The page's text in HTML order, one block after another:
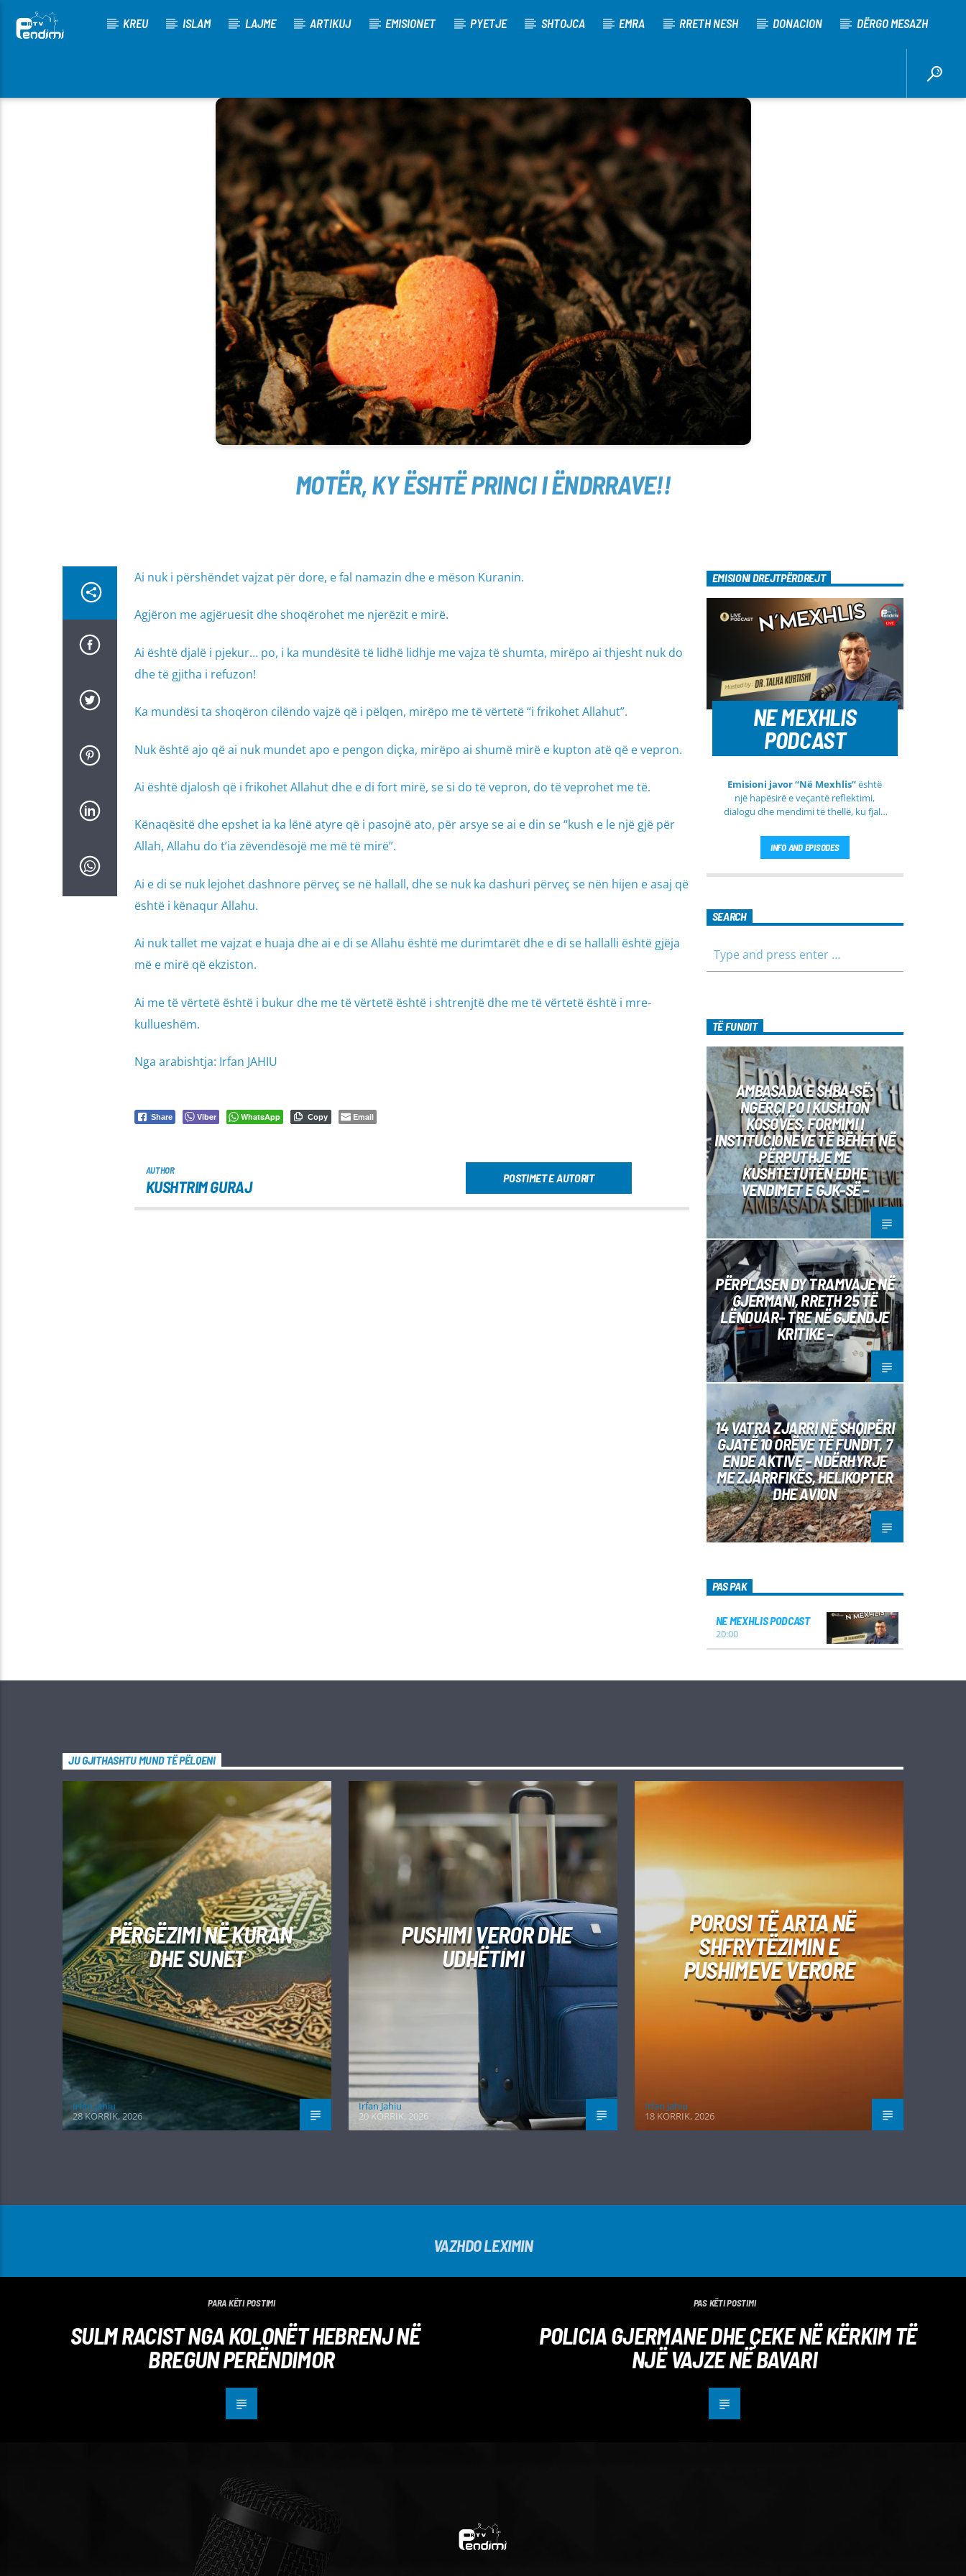
KREU ISLAM LAJME ARTIKUJ EMISIONET PYETJE SHTOJCA EMRA RRETH NESH DONACION DËRGO MESAZH
[There are no radio stations in the database]
MOTËR, KY ËSHTË PRINCI I ËNDRRAVE!!
Ai nuk i përshëndet vajzat për dore, e fal namazin dhe e mëson Kuranin.
Agjëron me agjëruesit dhe shoqërohet me njerëzit e mirë.
Ai është djalë i pjekur… po, i ka mundësitë të lidhë lidhje me vajza të shumta, mirëpo ai thjesht nuk do
dhe të gjitha i refuzon!
Ka mundësi ta shoqëron cilëndo vajzë që i pëlqen, mirëpo me të vërtetë “i frikohet Allahut”.
Nuk është ajo që ai nuk mundet apo e pengon diçka, mirëpo ai shumë mirë e kupton atë që e vepron.
Ai është djalosh që i frikohet Allahut dhe e di fort mirë, se si do të vepron, do të veprohet me të.
Kënaqësitë dhe epshet ia ka lënë atyre që i pasojnë ato, për arsye se ai e din se “kush e le një gjë për
Allah, Allahu do t’ia zëvendësojë me më të mirë”.
Ai e di se nuk lejohet dashnore përveç se në hallall, dhe se nuk ka dashuri përveç se nën hijen e asaj që
është i kënaqur Allahu.
Ai nuk tallet me vajzat e huaja dhe ai e di se Allahu është me durimtarët dhe e di se hallalli është gjëja
më e mirë që ekziston.
Ai me të vërtetë është i bukur dhe me të vërtetë është i shtrenjtë dhe me të vërtetë është i mre­
kullueshëm.
Nga arabishtja: Irfan JAHIU
Share Viber WhatsApp Copy Email
AUTHOR
KUSHTRIM GURAJ POSTIMET E AUTORIT
EMISIONI DREJTPËRDREJT
NE MEXHLIS
PODCAST
Emisioni javor “Në Mexhlis”është
një hapësirë e veçantë reflektimi,
dialogu dhe mendimi të thellë, ku fjala
kuptim të veçantë. Ky emision
transmetohetdrejtpërdrejt çdo të
formë komunikimi të hapur, të qetë
INFO AND EPISODES
SEARCH
TË FUNDIT
AMBASADA E SHBA-SË:
NGËRÇI PO I KUSHTON
KOSOVËS, FORMIMI I
INSTITUCIONEVE TË BËHET NË
PËRPUTHJE ME
KUSHTETUTËN EDHE
VENDIMET E GJK-SË –
PËRPLASEN DY TRAMVAJE NË
GJERMANI, RRETH 25 TË
LËNDUAR– TRE NË GJENDJE
KRITIKE –
14 VATRA ZJARRI NË SHQIPËRI
GJATË 10 ORËVE TË FUNDIT, 7
ENDE AKTIVE – NDËRHYRJE
ME ZJARRFIKËS, HELIKOPTER
DHE AVION
PAS PAK
NE MEXHLIS PODCAST
20:00
JU GJITHASHTU MUND TË PËLQENI
PËRGËZIMI NË KURAN
DHE SUNET
Irfan Jahiu
28 KORRIK, 2026
PUSHIMI VEROR DHE
UDHËTIMI
Irfan Jahiu
20 KORRIK, 2026
POROSI TË ARTA NË
SHFRYTËZIMIN E
PUSHIMEVE VERORE
Irfan Jahiu
18 KORRIK, 2026
VAZHDO LEXIMIN
PARA KËTI POSTIMI
SULM RACIST NGA KOLONËT HEBRENJ NË
BREGUN PERËNDIMOR
PAS KËTI POSTIMI
POLICIA GJERMANE DHE ÇEKE NË KËRKIM TË
NJË VAJZE NË BAVARI